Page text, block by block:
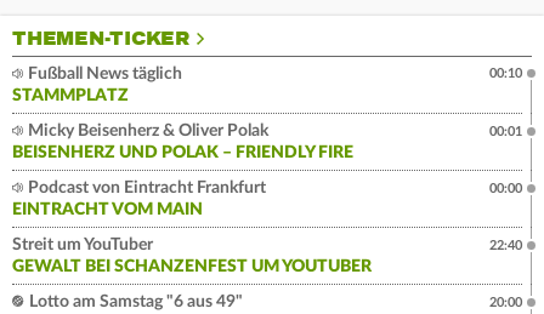
THEMEN-TICKER
Fußball News täglich
STAMMPLATZ
00:10
Micky Beisenherz & Oliver Polak
BEISENHERZ UND POLAK – FRIENDLY FIRE
00:01
Podcast von Eintracht Frankfurt
EINTRACHT VOM MAIN
00:00
Streit um YouTuber
GEWALT BEI SCHANZENFEST UM YOUTUBER
22:40
Lotto am Samstag "6 aus 49"
20:00